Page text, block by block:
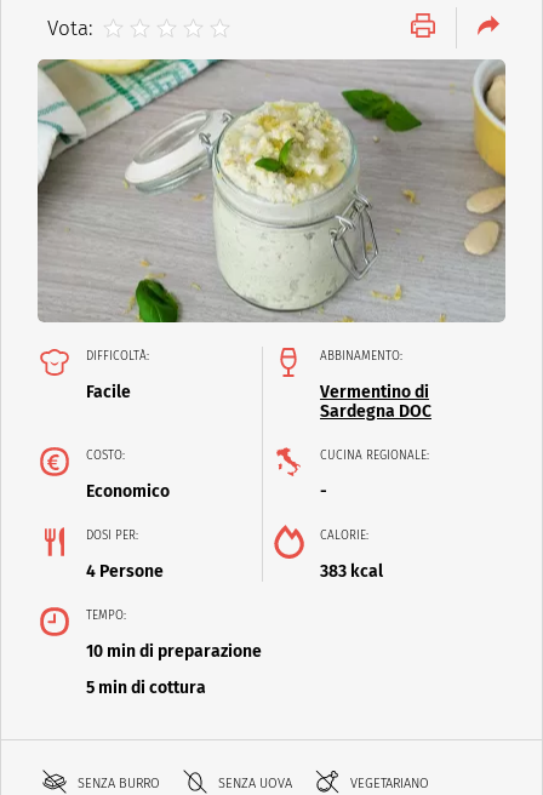
Vota:
DIFFICOLTÀ:
Facile
ABBINAMENTO:
Vermentino di
Sardegna DOC
COSTO:
Economico
CUCINA REGIONALE:
-
DOSI PER:
4 Persone
CALORIE:
383 kcal
TEMPO:
10 min di preparazione
5 min di cottura
SENZA BURRO SENZA UOVA VEGETARIANO